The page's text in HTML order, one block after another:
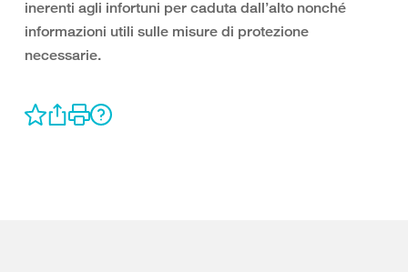
inerenti agli infortuni per caduta dall’alto nonché
informazioni utili sulle misure di protezione
necessarie.